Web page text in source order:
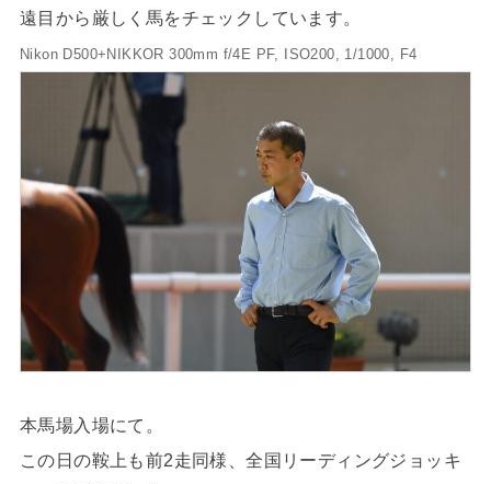
遠目から厳しく馬をチェックしています。
Nikon D500+NIKKOR 300mm f/4E PF, ISO200, 1/1000, F4
本馬場入場にて。
この日の鞍上も前2走同様、全国リーディングジョッキ